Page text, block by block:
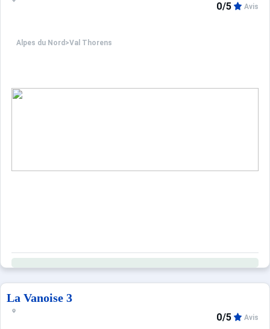
Alpes du Nord >Val Thorens
0/5 Avis
La Vanoise 3
0/5 Avis